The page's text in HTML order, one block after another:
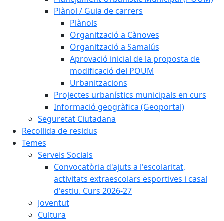
Plànol / Guia de carrers
Plànols
Organització a Cànoves
Organització a Samalús
Aprovació inicial de la proposta de
modificació del POUM
Urbanitzacions
Projectes urbanístics municipals en curs
Informació geogràfica (Geoportal)
Seguretat Ciutadana
Recollida de residus
Temes
Serveis Socials
Convocatòria d'ajuts a l'escolaritat,
activitats extraescolars esportives i casal
d'estiu. Curs 2026-27
Joventut
Cultura